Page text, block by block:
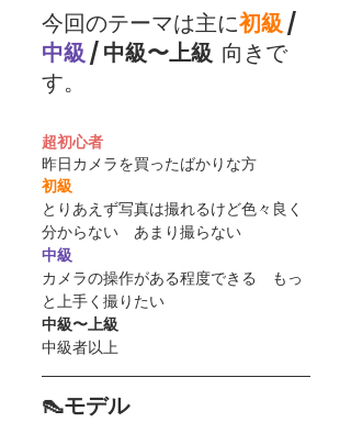
今回のテーマは主に初級 /
中級 / 中級〜上級 向きで
す。
超初心者
昨日カメラを買ったばかりな方
初級
とりあえず写真は撮れるけど色々良く
分からない　あまり撮らない
中級
カメラの操作がある程度できる　もっ
と上手く撮りたい
中級〜上級
中級者以上
👠モデル